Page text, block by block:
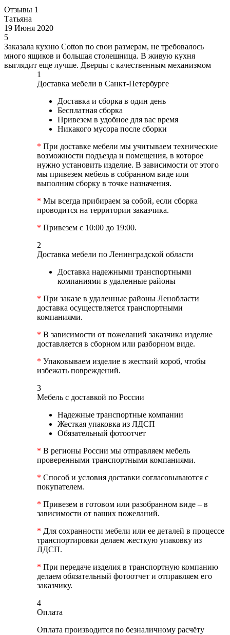
Отзывы 1
Татьяна
19 Июня 2020
5
Заказала кухню Cotton по свои размерам, не требовалось
много ящиков и большая столешница. В живую кухня
выглядит еще лучше. Дверцы с качественным механизмом
1
Доставка мебели в Санкт-Петербурге
Доставка и сборка в один день
Бесплатная сборка
Привезем в удобное для вас время
Никакого мусора после сборки
* При доставке мебели мы учитываем технические
возможности подъезда и помещения, в которое
нужно установить изделие. В зависимости от этого
мы привезем мебель в собранном виде или
выполним сборку в точке назначения.
* Мы всегда прибираем за собой, если сборка
проводится на территории заказчика.
* Привезем с 10:00 до 19:00.
2
Доставка мебели по Ленинградской области
Доставка надежными транспортными
компаниями в удаленные районы
* При заказе в удаленные районы Ленобласти
доставка осуществляется транспортными
компаниями.
* В зависимости от пожеланий заказчика изделие
доставляется в сборном или разборном виде.
* Упаковываем изделие в жесткий короб, чтобы
избежать повреждений.
3
Мебель с доставкой по России
Надежные транспортные компании
Жесткая упаковка из ЛДСП
Обязательный фотоотчет
* В регионы России мы отправляем мебель
проверенными транспортными компаниями.
* Способ и условия доставки согласовываются с
покупателем.
* Привезем в готовом или разобранном виде – в
зависимости от ваших пожеланий.
* Для сохранности мебели или ее деталей в процессе
транспортировки делаем жесткую упаковку из
ЛДСП.
* При передаче изделия в транспортную компанию
делаем обязательный фотоотчет и отправляем его
заказчику.
4
Оплата
Оплата производится по безналичному расчёту